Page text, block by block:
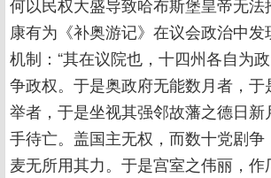
康有为《补奥游记》在议会政治中
机制：“其在议院也，十四州各自为
争政权。于是奥政府无能数月者，
举者，于是坐视其强邻故藩之德日新
手待亡。盖国主无权，而数十党剧
麦无所用其力。于是宫室之伟丽，作